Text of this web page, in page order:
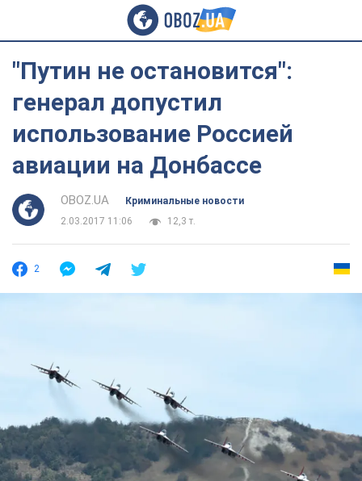
"Путин не остановится":
генерал допустил
использование Россией
авиации на Донбассе
OBOZ.UA
Криминальные новости
2.03.2017 11:06
12,3 т.
2